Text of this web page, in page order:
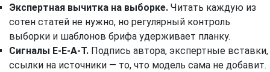
Экспертная вычитка на выборке. Читать каждую из
сотен статей не нужно, но регулярный контроль
выборки и шаблонов брифа удерживает планку.
Сигналы E-E-A-T. Подпись автора, экспертные вставки,
ссылки на источники — то, что модель сама не добавит.